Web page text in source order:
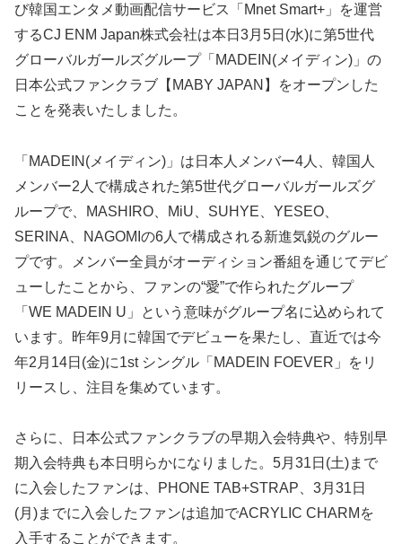
び韓国エンタメ動画配信サービス「Mnet Smart+」を運営
するCJ ENM Japan株式会社は本日3月5日(水)に第5世代
グローバルガールズグループ「MADEIN(メイディン)」の
日本公式ファンクラブ【MABY JAPAN】をオープンした
ことを発表いたしました。
「MADEIN(メイディン)」は日本人メンバー4人、韓国人
メンバー2人で構成された第5世代グローバルガールズグ
ループで、MASHIRO、MiU、SUHYE、YESEO、
SERINA、NAGOMIの6人で構成される新進気鋭のグルー
プです。メンバー全員がオーディション番組を通じてデビ
ューしたことから、ファンの“愛”で作られたグループ
「WE MADEIN U」という意味がグループ名に込められて
います。昨年9月に韓国でデビューを果たし、直近では今
年2月14日(金)に1st シングル「MADEIN FOEVER」をリ
リースし、注目を集めています。
さらに、日本公式ファンクラブの早期入会特典や、特別早
期入会特典も本日明らかになりました。5月31日(土)まで
に入会したファンは、PHONE TAB+STRAP、3月31日
(月)までに入会したファンは追加でACRYLIC CHARMを
入手することができます。